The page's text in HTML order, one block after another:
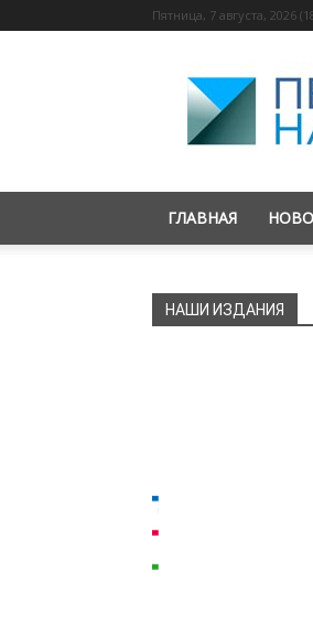
Пятница, 7 августа, 2026
ГЛАВНАЯ
НАШИ ИЗДАНИЯ